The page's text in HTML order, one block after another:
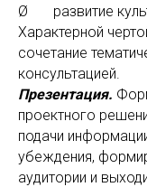
Ø развитие
Характерной
сочетание
консультацией.
Презентация.
проектного
подачи
убеждения,
аудитории и